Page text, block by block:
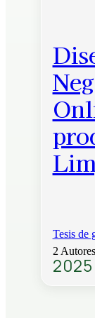
Tesis de
2 Autores
2025